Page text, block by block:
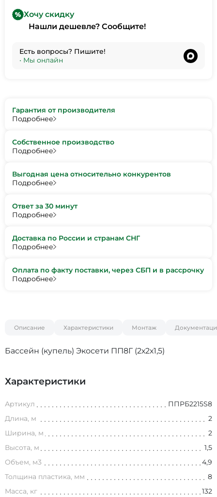
Хочу скидку
Нашли дешевле? Сообщите!
Есть вопросы? Пишите!
• Мы онлайн
Гарантия от производителя
Подробнее
Собственное производство
Подробнее
Выгодная цена относительно конкурентов
Подробнее
Ответ за 30 минут
Подробнее
Доставка по России и странам СНГ
Подробнее
Оплата по факту поставки, через СБП и в рассрочку
Подробнее
Описание Характеристики Монтаж
Бассейн (купель) Экосети ПП8Г (2х2х1,5)
Характеристики
Артикул
ППРБ2215S8
Длина, м
2
Ширина, м
2
Высота, м
1,5
Объем, м3
4,9
Толщина пластика, мм
8
Масса, кг
132